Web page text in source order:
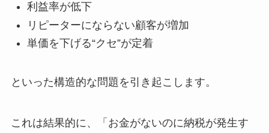
利益率が低下
リピーターにならない顧客が増加
単価を下げる“クセ”が定着
といった構造的な問題を引き起こします。
これは結果的に、「お金がないのに納税が発生す